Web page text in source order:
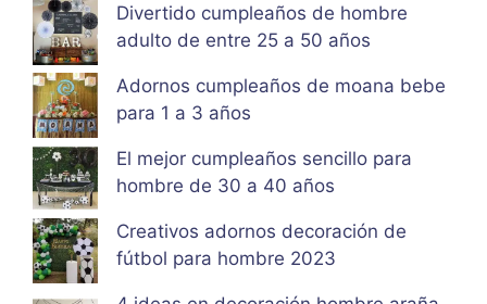
Divertido cumpleaños de hombre
adulto de entre 25 a 50 años
Adornos cumpleaños de moana bebe
para 1 a 3 años
El mejor cumpleaños sencillo para
hombre de 30 a 40 años
Creativos adornos decoración de
fútbol para hombre 2023